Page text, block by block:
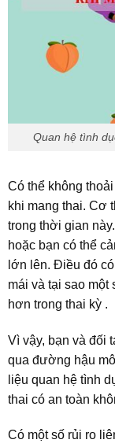
Quan hệ tình
Có thể không
khi mang thai. Cơ
trong thời gian
hoặc bạn có thể
lớn lên. Điều đó
mái và tại sao một
hơn trong thai kỳ .
Vì vậy, bạn và đối
qua đường hậu
liệu quan hệ tình
thai có an toàn
Có một số rủi ro